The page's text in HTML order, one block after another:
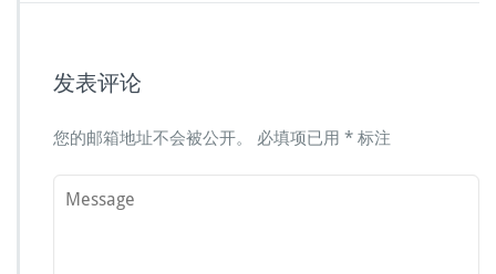
发表评论
您的邮箱地址不会被公开。 必填项已用 * 标注